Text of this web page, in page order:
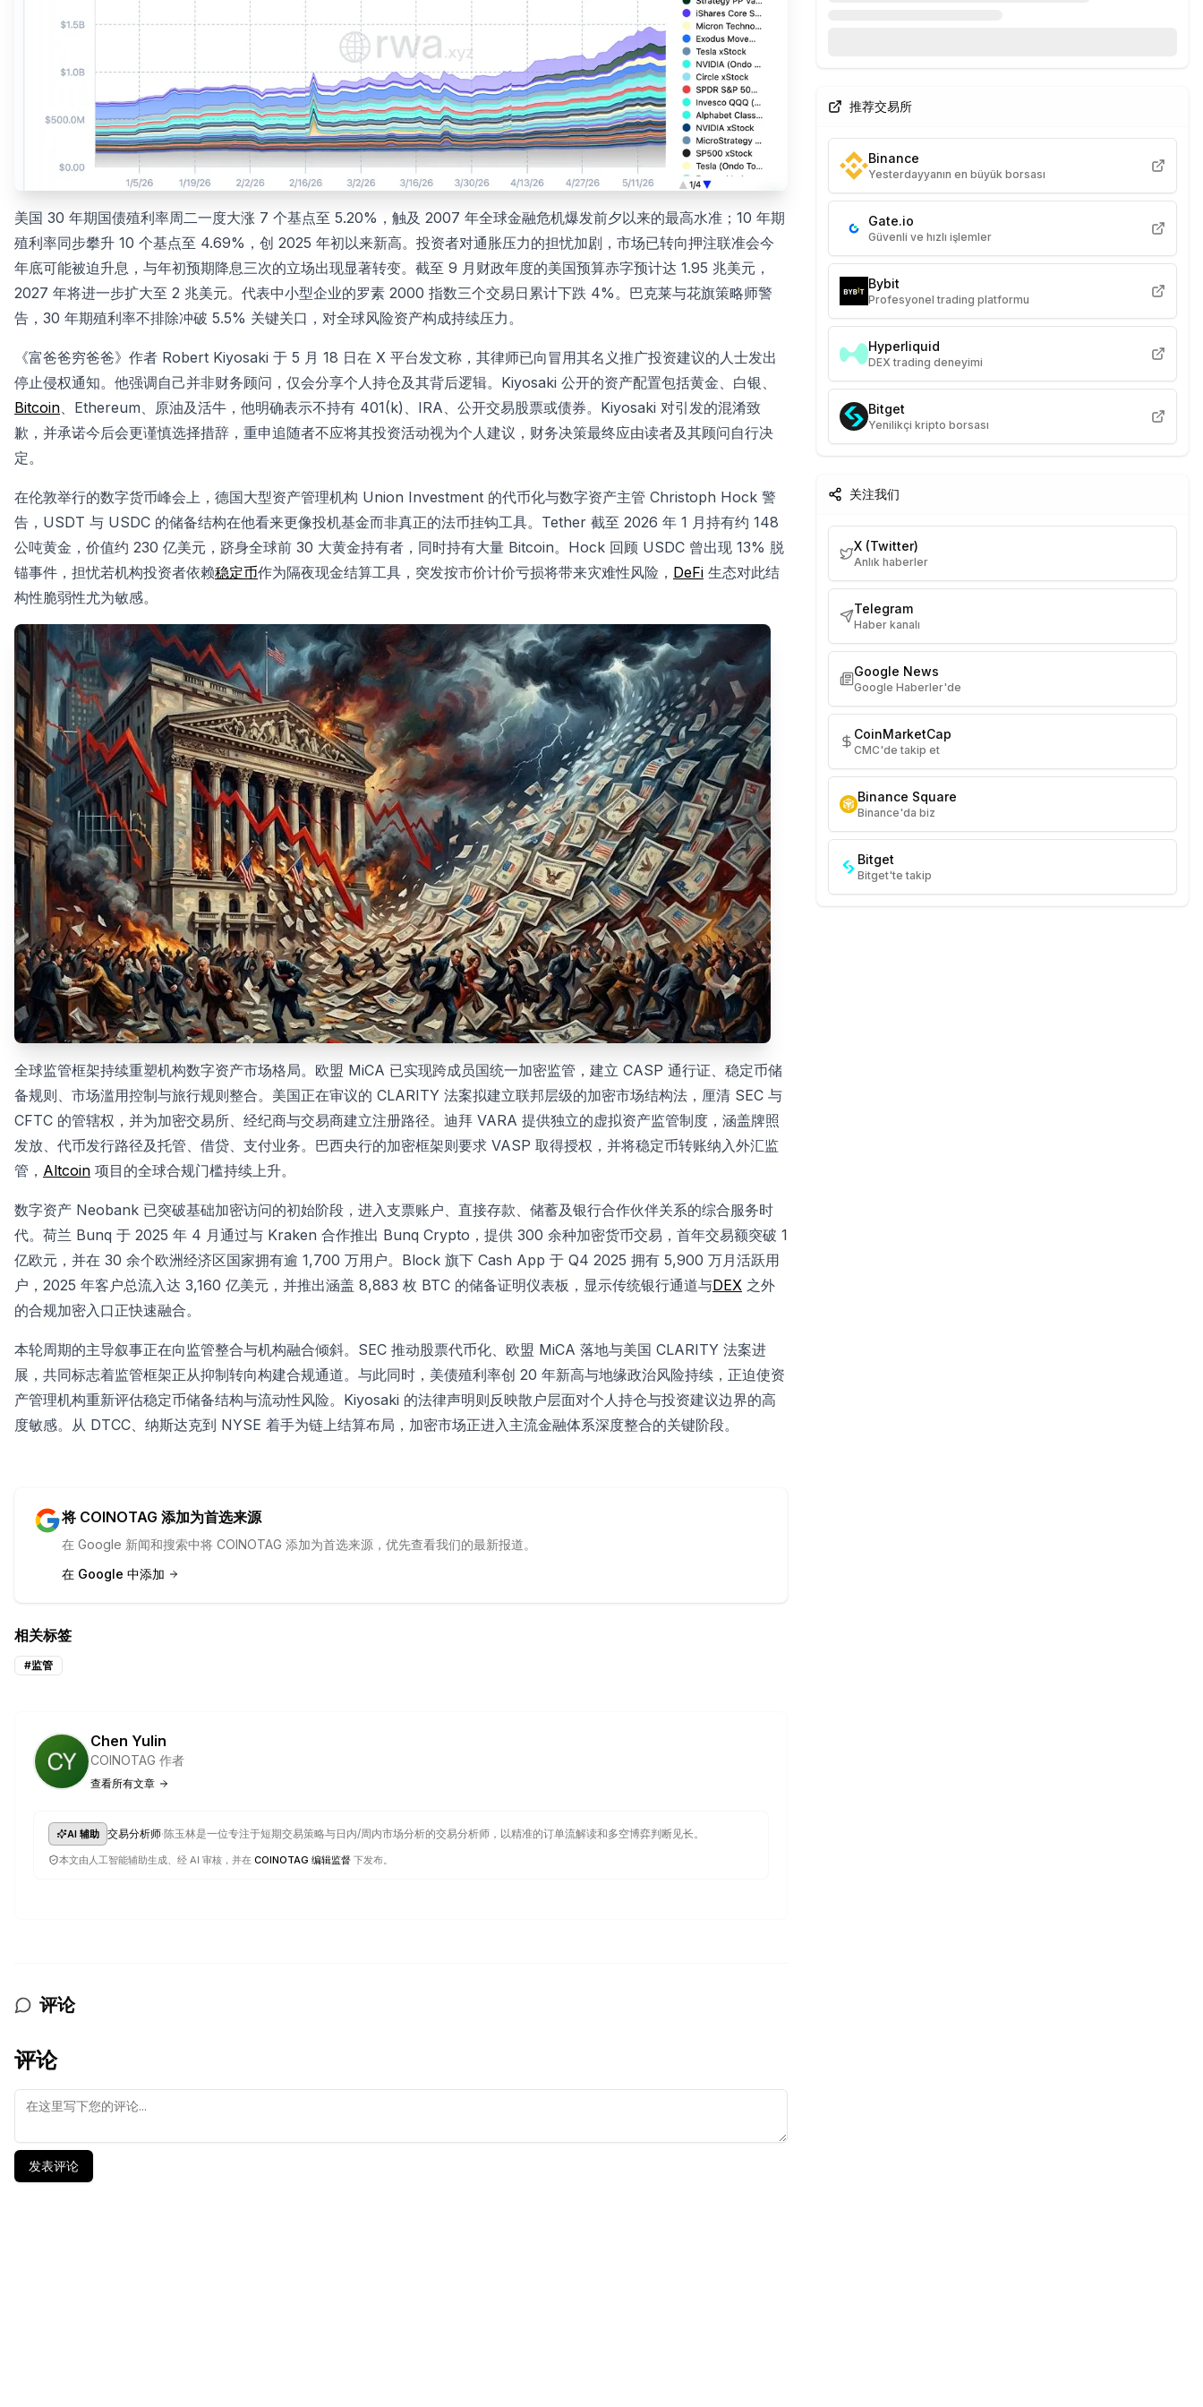
美国 30 年期国债殖利率周二一度大涨 7 个基点至 5.20%，触及 2007 年全球金融危机爆发前夕以来的最高水准；10 年期
殖利率同步攀升 10 个基点至 4.69%，创 2025 年初以来新高。投资者对通胀压力的担忧加剧，市场已转向押注联准会今
年底可能被迫升息，与年初预期降息三次的立场出现显著转变。截至 9 月财政年度的美国预算赤字预计达 1.95 兆美元，
2027 年将进一步扩大至 2 兆美元。代表中小型企业的罗素 2000 指数三个交易日累计下跌 4%。巴克莱与花旗策略师警
告，30 年期殖利率不排除冲破 5.5% 关键关口，对全球风险资产构成持续压力。
《富爸爸穷爸爸》作者 Robert Kiyosaki 于 5 月 18 日在 X 平台发文称，其律师已向冒用其名义推广投资建议的人士发出
停止侵权通知。他强调自己并非财务顾问，仅会分享个人持仓及其背后逻辑。Kiyosaki 公开的资产配置包括黄金、白银、
Bitcoin、Ethereum、原油及活牛，他明确表示不持有 401(k)、IRA、公开交易股票或债券。Kiyosaki 对引发的混淆致
歉，并承诺今后会更谨慎选择措辞，重申追随者不应将其投资活动视为个人建议，财务决策最终应由读者及其顾问自行决
定。
在伦敦举行的数字货币峰会上，德国大型资产管理机构 Union Investment 的代币化与数字资产主管 Christoph Hock 警
告，USDT 与 USDC 的储备结构在他看来更像投机基金而非真正的法币挂钩工具。Tether 截至 2026 年 1 月持有约 148
公吨黄金，价值约 230 亿美元，跻身全球前 30 大黄金持有者，同时持有大量 Bitcoin。Hock 回顾 USDC 曾出现 13% 脱
锚事件，担忧若机构投资者依赖稳定币作为隔夜现金结算工具，突发按市价计价亏损将带来灾难性风险， DeFi 生态对此结
构性脆弱性尤为敏感。
全球监管框架持续重塑机构数字资产市场格局。欧盟 MiCA 已实现跨成员国统一加密监管，建立 CASP 通行证、稳定币储
备规则、市场滥用控制与旅行规则整合。美国正在审议的 CLARITY 法案拟建立联邦层级的加密市场结构法，厘清 SEC 与
CFTC 的管辖权，并为加密交易所、经纪商与交易商建立注册路径。迪拜 VARA 提供独立的虚拟资产监管制度，涵盖牌照
发放、代币发行路径及托管、借贷、支付业务。巴西央行的加密框架则要求 VASP 取得授权，并将稳定币转账纳入外汇监
管， Altcoin 项目的全球合规门槛持续上升。
数字资产 Neobank 已突破基础加密访问的初始阶段，进入支票账户、直接存款、储蓄及银行合作伙伴关系的综合服务时
代。荷兰 Bunq 于 2025 年 4 月通过与 Kraken 合作推出 Bunq Crypto，提供 300 余种加密货币交易，首年交易额突破 1
亿欧元，并在 30 余个欧洲经济区国家拥有逾 1,700 万用户。Block 旗下 Cash App 于 Q4 2025 拥有 5,900 万月活跃用
户，2025 年客户总流入达 3,160 亿美元，并推出涵盖 8,883 枚 BTC 的储备证明仪表板，显示传统银行通道与DEX 之外
的合规加密入口正快速融合。
本轮周期的主导叙事正在向监管整合与机构融合倾斜。SEC 推动股票代币化、欧盟 MiCA 落地与美国 CLARITY 法案进
展，共同标志着监管框架正从抑制转向构建合规通道。与此同时，美债殖利率创 20 年新高与地缘政治风险持续，正迫使资
产管理机构重新评估稳定币储备结构与流动性风险。Kiyosaki 的法律声明则反映散户层面对个人持仓与投资建议边界的高
度敏感。从 DTCC、纳斯达克到 NYSE 着手为链上结算布局，加密市场正进入主流金融体系深度整合的关键阶段。
将 COINOTAG 添加为首选来源
在 Google 新闻和搜索中将 COINOTAG 添加为首选来源，优先查看我们的最新报道。
在 Google 中添加
相关标签
#监管
Chen Yulin
COINOTAG 作者
查看所有文章
AI 辅助 交易分析师·陈玉林是一位专注于短期交易策略与日内/周内市场分析的交易分析师，以精准的订单流解读和多空博弈判断见长。
本文由人工智能辅助生成、经 AI 审核，并在 COINOTAG 编辑监督 下发布。
评论
评论
发表评论
推荐交易所
Binance
Yesterdayyanın en büyük borsası
Gate.io
Güvenli ve hızlı işlemler
Bybit
Profesyonel trading platformu
Hyperliquid
DEX trading deneyimi
Bitget
Yenilikçi kripto borsası
关注我们
X (Twitter)
Anlık haberler
Telegram
Haber kanalı
Google News
Google Haberler'de
CoinMarketCap
CMC'de takip et
Binance Square
Binance'da biz
Bitget
Bitget'te takip